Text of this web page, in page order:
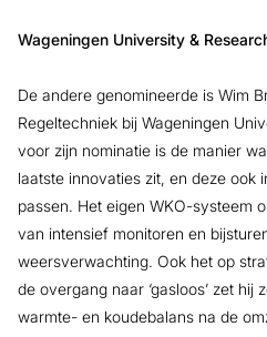
Wageningen University &
De andere genomineerde is Wim
Regeltechniek bij Wageningen
voor zijn nominatie is de manier
laatste innovaties zit, en deze ook
passen. Het eigen WKO-systeem
van intensief monitoren en
weersverwachting. Ook het op
de overgang naar ‘gasloos’ zet
warmte- en koudebalans na de